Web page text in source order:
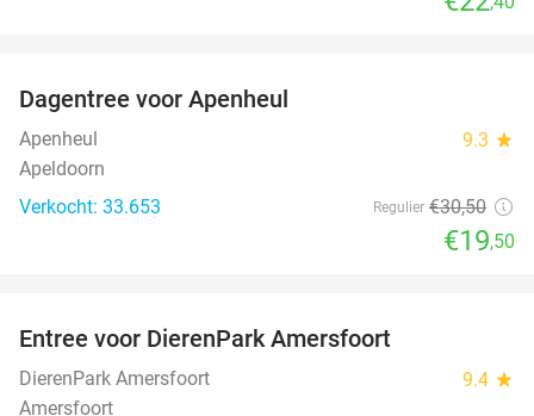
Dagentree voor Apenheul
Apenheul 9.3 star
Apeldoorn
Verkocht: 33.653
Regulier €30,50
€19,50
Entree voor DierenPark Amersfoort
DierenPark Amersfoort 9.4 star
Amersfoort